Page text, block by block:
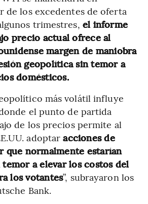
de los excedentes de oferta
trimestres, el informe
precio actual ofrece al
margen de maniobra
geopolítica sin temor a
domésticos.
más volátil influye
el punto de partida
de los precios permite al
adoptaracciones de
normalmente estarían
a elevar los costos del
los votantes”, subrayaron los
Bank.